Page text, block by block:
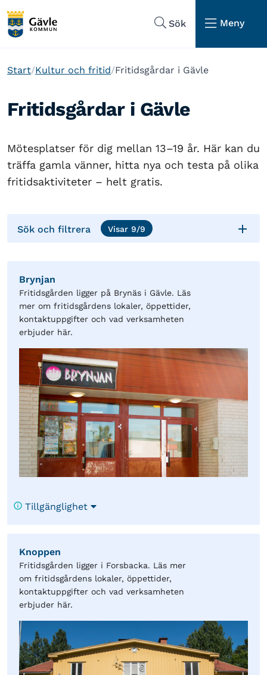
Sök
Meny
Start Kultur och fritid Fritidsgårdar i Gävle
Fritidsgårdar i Gävle
Mötesplatser för dig mellan 13–19 år. Här kan du
träffa gamla vänner, hitta nya och testa på olika
fritidsaktiviteter – helt gratis.
Sök och filtrera Visar 9/9 
Brynjan
Fritidsgården ligger på Brynäs i Gävle. Läs
mer om fritidsgårdens lokaler, öppettider,
kontaktuppgifter och vad verksamheten
erbjuder här.
Tillgänglighet
Knoppen
Fritidsgården ligger i Forsbacka. Läs mer
om fritidsgårdens lokaler, öppettider,
kontaktuppgifter och vad verksamheten
erbjuder här.